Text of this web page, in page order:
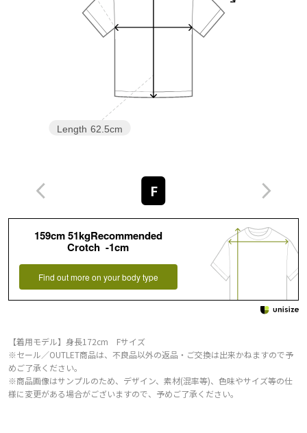
Length 62.5cm
F
159cm 51kgRecommended
Crotch -1cm
Find out more on your body type
【着用モデル】身長172cm Fサイズ
※セール／OUTLET商品は、不良品以外の返品・ご交換は出来かねますので予
めご了承ください。
※商品画像はサンプルのため、デザイン、素材(混率等)、色味やサイズ等の仕
様に変更がある場合がございますので、予めご了承ください。